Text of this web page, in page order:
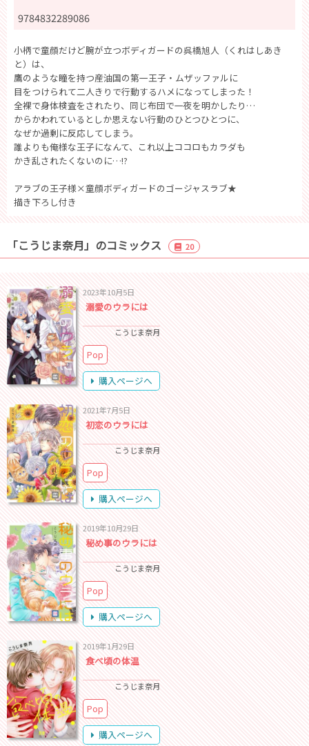
9784832289086
小柄で童顔だけど腕が立つボディガードの呉橋旭人（くれはしあき
と）は、
鷹のような瞳を持つ産油国の第一王子・ムザッファルに
目をつけられて二人きりで行動するハメになってしまった！
全裸で身体検査をされたり、同じ布団で一夜を明かしたり…
からかわれているとしか思えない行動のひとつひとつに、
なぜか過剰に反応してしまう。
誰よりも俺様な王子になんて、これ以上ココロもカラダも
かき乱されたくないのに…!?
アラブの王子様×童顔ボディガードのゴージャスラブ★
描き下ろし付き
「こうじま奈月」のコミックス 20
2023年10月5日
溺愛のウラには
こうじま奈月
Pop
購入ページへ
2021年7月5日
初恋のウラには
こうじま奈月
Pop
購入ページへ
2019年10月29日
秘め事のウラには
こうじま奈月
Pop
購入ページへ
2019年1月29日
食べ頃の体温
こうじま奈月
Pop
購入ページへ